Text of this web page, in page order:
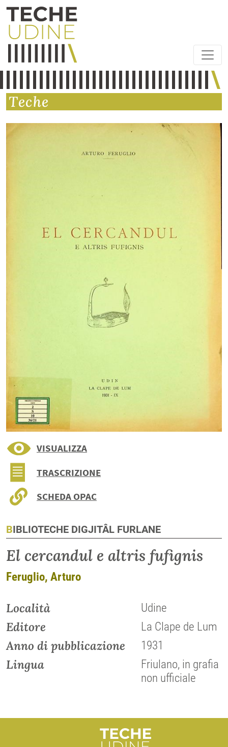
Teche
VISUALIZZA
TRASCRIZIONE
SCHEDA OPAC
BIBLIOTECHE DIGJITÂL FURLANE
El cercandul e altris fufignis
Feruglio, Arturo
Località Udine
Editore La Clape de Lum
Anno di pubblicazione 1931
Lingua
Friulano, in grafia
non ufficiale